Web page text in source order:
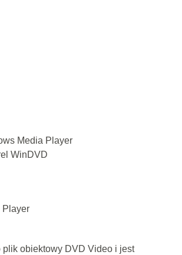
Media Player
WinDVD
Player
plik obiektowy DVD Video i jest